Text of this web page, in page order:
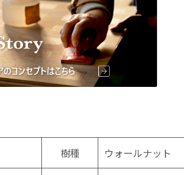
樹種 ウォールナット